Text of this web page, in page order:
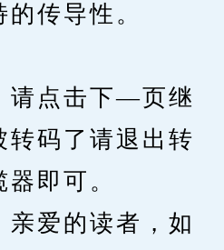
传导性。
点击下—页继
转码了请退出转
即可。
爱的读者，如